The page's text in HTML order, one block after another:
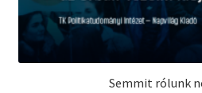
Semmit rólunk